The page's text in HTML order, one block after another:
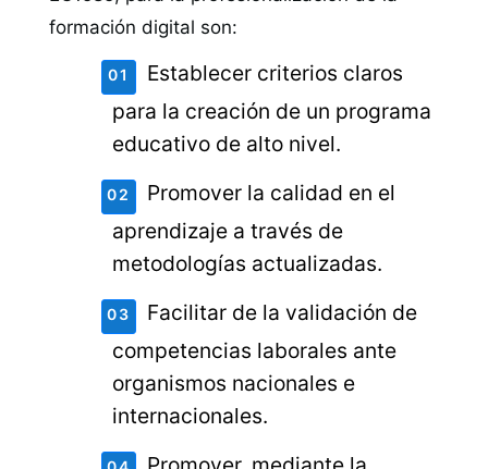
formación digital son:
Establecer criterios claros
para la creación de un programa
educativo de alto nivel.
Promover la calidad en el
aprendizaje a través de
metodologías actualizadas.
Facilitar de la validación de
competencias laborales ante
organismos nacionales e
internacionales.